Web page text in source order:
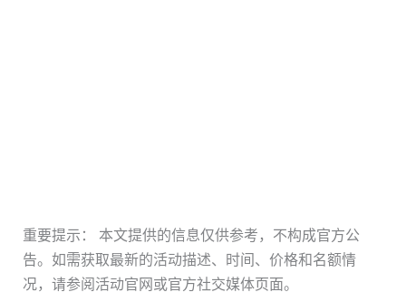
重要提示： 本文提供的信息仅供参考，不构成官方公
告。如需获取最新的活动描述、时间、价格和名额情
况，请参阅活动官网或官方社交媒体页面。